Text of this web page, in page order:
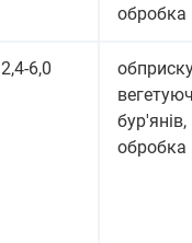
обробка
2,4-6,0
бур'янів,
обробка